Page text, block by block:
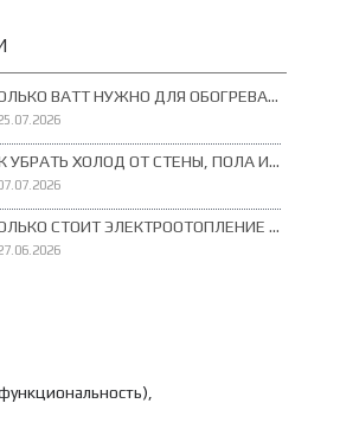
СКОЛЬКО ВАТТ НУЖНО ДЛЯ ОБОГРЕВА КОМНАТЫ 10, 15, 20 И 25 М²
КАК УБРАТЬ ХОЛОД ОТ СТЕНЫ, ПОЛА И ОКНА: КАКОЙ ОБОГРЕВАТЕЛЬ ВЫБРАТЬ ДЛЯ КОМНАТЫ
СКОЛЬКО СТОИТ ЭЛЕКТРООТОПЛЕНИЕ ДОМА И КВАРТИРЫ В УКРАИНЕ В 2026 ГОДУ